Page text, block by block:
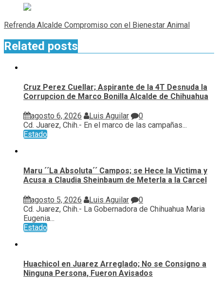
Refrenda Alcalde Compromiso con el Bienestar Animal
Related posts
Cruz Perez Cuellar; Aspirante de la 4T Desnuda la
Corrupcion de Marco Bonilla Alcalde de Chihuahua
agosto 6, 2026 Luis Aguilar
0
Cd. Juarez, Chih.- En el marco de las campañas...
Estado
Maru ´´La Absoluta´´ Campos; se Hece la Victima y
Acusa a Claudia Sheinbaum de Meterla a la Carcel
agosto 5, 2026 Luis Aguilar
0
Cd. Juarez, Chih.- La Gobernadora de Chihuahua Maria
Eugenia...
Estado
Huachicol en Juarez Arreglado; No se Consigno a
Ninguna Persona, Fueron Avisados